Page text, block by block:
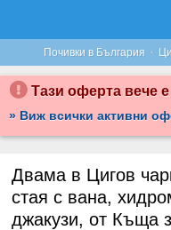
Почивки в България ·
Тази оферта вече
» Виж всички активни
Двама в Цигов
стая с вана,
джакузи, от Къща